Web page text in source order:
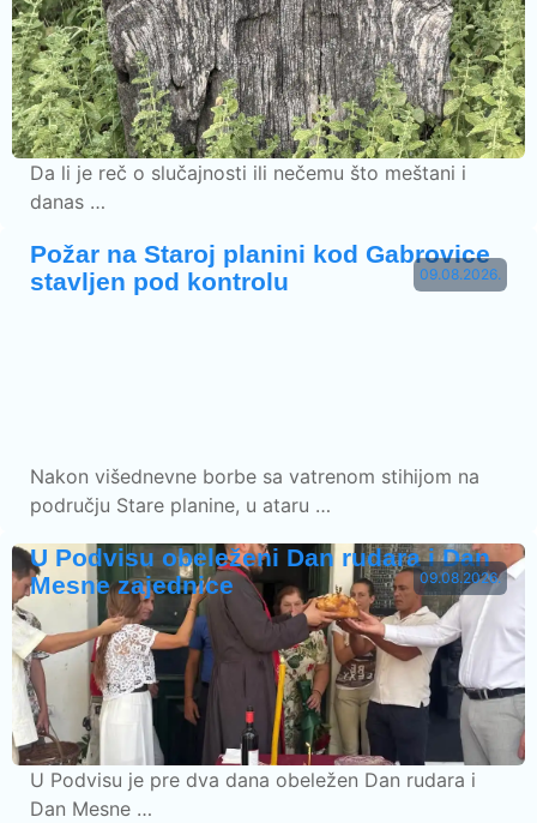
Da li je reč o slučajnosti ili nečemu što meštani i
danas …
09.08.2026.
Požar na Staroj planini kod Gabrovice
stavljen pod kontrolu
Nakon višednevne borbe sa vatrenom stihijom na
području Stare planine, u ataru …
09.08.2026.
U Podvisu obeleženi Dan rudara i Dan
Mesne zajednice
U Podvisu je pre dva dana obeležen Dan rudara i
Dan Mesne …